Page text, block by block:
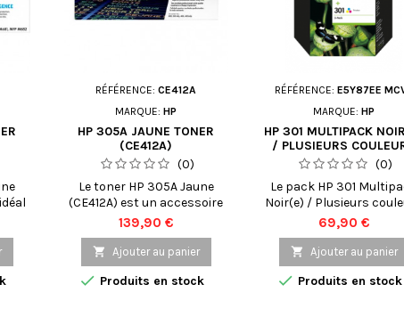
RÉFÉRENCE:CE412A
MARQUE:HP
HP 305A JAUNE TONER
(CE412A)
(0)
Le toner HP 305A Jaune
(CE412A) est un accessoire
essentiel pour votre
imprimante HP. Cette
cartouche de toner
authentique offre une
capacité de page standard
Prix
139,90 €
 Ajouter au panier
 Produits en stock
RÉFÉRENCE:E5Y87EE
MARQUE:HP
HP 301 MULTIPACK
/ PLUSIEURS
(E5Y87EE MCVP)
(0)
Le pack HP 301
Noir(e) / Plusieurs
(E5Y87EE MCVP) est
pour répondre à tous
besoins d'impression.
pack contient trois
cartouches d'encre :
Prix
69,90 €
 Ajouter au panier
 Produits en stock